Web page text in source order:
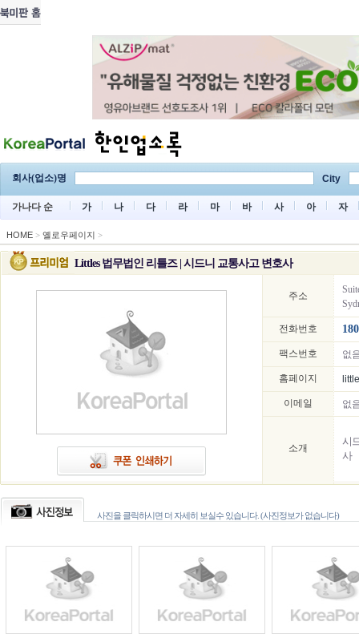
회사(업소)명 City
가나다 순 가 나 다 라 마 바 사 아 자
HOME > 옐로우페이지 >
Littles 법무법인 리틀즈 | 시드니 교통사고 변호사
주소
전화번호
팩스번호 없
홈페이지
이메일 없
소개
시
사
사진을 클릭하시면 더 자세히 보실수 있습니다. (사진정보가 없습니다)